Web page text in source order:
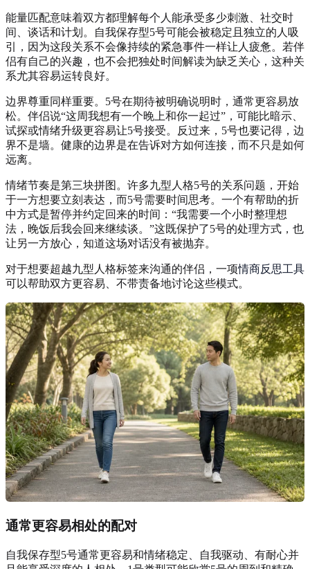
能量匹配意味着双方都理解每个人能承受多少刺激、社交时
间、谈话和计划。自我保存型5号可能会被稳定且独立的人吸
引，因为这段关系不会像持续的紧急事件一样让人疲惫。若伴
侣有自己的兴趣，也不会把独处时间解读为缺乏关心，这种关
系尤其容易运转良好。
边界尊重同样重要。5号在期待被明确说明时，通常更容易放
松。伴侣说“这周我想有一个晚上和你一起过”，可能比暗示、
试探或情绪升级更容易让5号接受。反过来，5号也要记得，边
界不是墙。健康的边界是在告诉对方如何连接，而不只是如何
远离。
情绪节奏是第三块拼图。许多九型人格5号的关系问题，开始
于一方想要立刻表达，而5号需要时间思考。一个有帮助的折
中方式是暂停并约定回来的时间：“我需要一个小时整理想
法，晚饭后我会回来继续谈。”这既保护了5号的处理方式，也
让另一方放心，知道这场对话没有被抛弃。
对于想要超越九型人格标签来沟通的伴侣，一项情商反思工具
可以帮助双方更容易、不带责备地讨论这些模式。
通常更容易相处的配对
自我保存型5号通常更容易和情绪稳定、自我驱动、有耐心并